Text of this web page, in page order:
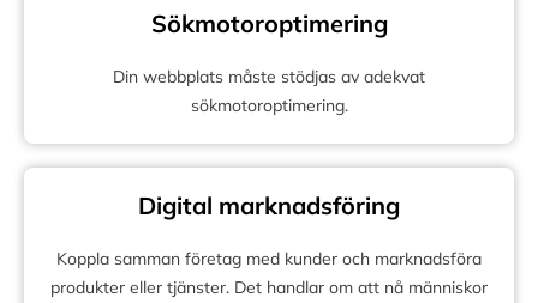
Sökmotoroptimering
Din webbplats måste stödjas av adekvat
sökmotoroptimering.
Digital marknadsföring
Koppla samman företag med kunder och marknadsföra
produkter eller tjänster. Det handlar om att nå människor